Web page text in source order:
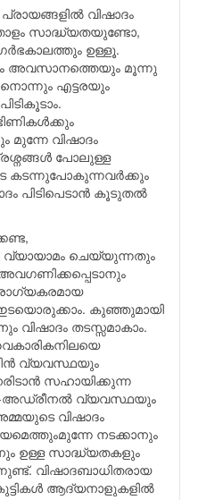
വിഷാദം
സാദ്ധ്യതയുണ്ടോ,
ഉള്ളൂ.
അവസാനത്തെയും മൂന്നു
എട്ടരയും
മുന്നേ വിഷാദം
പോലുള്ള
കടന്നുപോകുന്നവര്‍ക്കും
പിടിപെടാന്‍ കൂടുതല്‍
ചെയ്യുന്നതും
ഇടയൊരുക്കാം. കുഞ്ഞുമായി
വിഷാദം തടസ്സമാകാം.
വ്യവസ്ഥയും
സഹായിക്കുന്ന
അഡ്രീനല്‍ വ്യവസ്ഥയും
വിഷാദം
നടക്കാനും
ഉള്ള സാദ്ധ്യതകളും
വിഷാദബാധിതരായ
ആദ്യനാളുകളില്‍